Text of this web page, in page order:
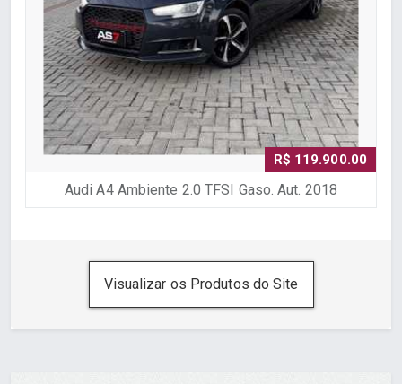
R$ 119.900.00
Audi A4 Ambiente 2.0 TFSI Gaso. Aut. 2018
Visualizar os Produtos do Site